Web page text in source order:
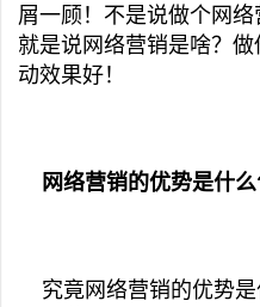
屑一顾！不是说做个网
就是说网络营销是啥？
动效果好！
网络营销的优势是什
究竟网络营销的优势是